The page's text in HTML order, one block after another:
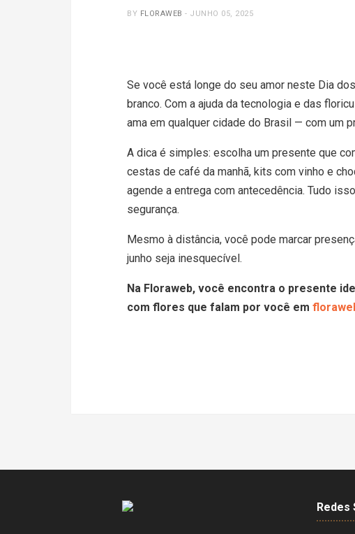
BY FLORAWEB - JUNHO 05, 2025
Se você está longe do seu amor neste Dia
branco. Com a ajuda da tecnologia e das
ama em qualquer cidade do Brasil — com um
A dica é simples: escolha um presente que
cestas de café da manhã, kits com vinho e
agende a entrega com antecedência. Tudo
segurança.
Mesmo à distância, você pode marcar
junho seja inesquecível.
Na Floraweb, você encontra o presente
com flores que falam por você em
Redes